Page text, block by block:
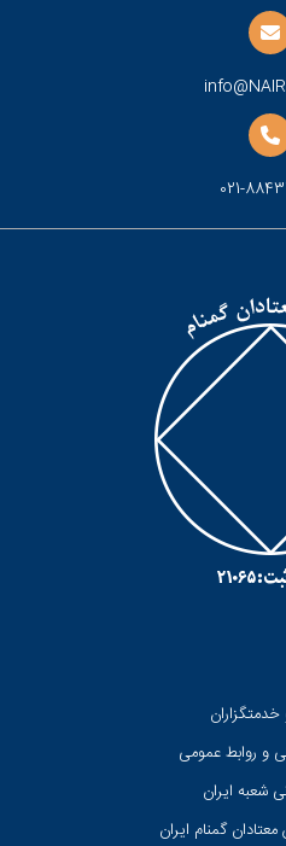
021-
و روابط عمومی
شعبه ايران
گمنام ایران